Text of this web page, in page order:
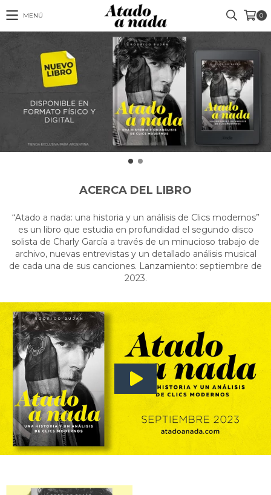
MENÚ 0
ACERCA DEL LIBRO
“Atado a nada: una historia y un análisis de Clics modernos”
es un libro que estudia en profundidad el segundo disco
solista de Charly García a través de un minucioso trabajo de
archivo, nuevas entrevistas y un detallado análisis musical
de cada una de sus canciones. Lanzamiento: septiembre de
2023.